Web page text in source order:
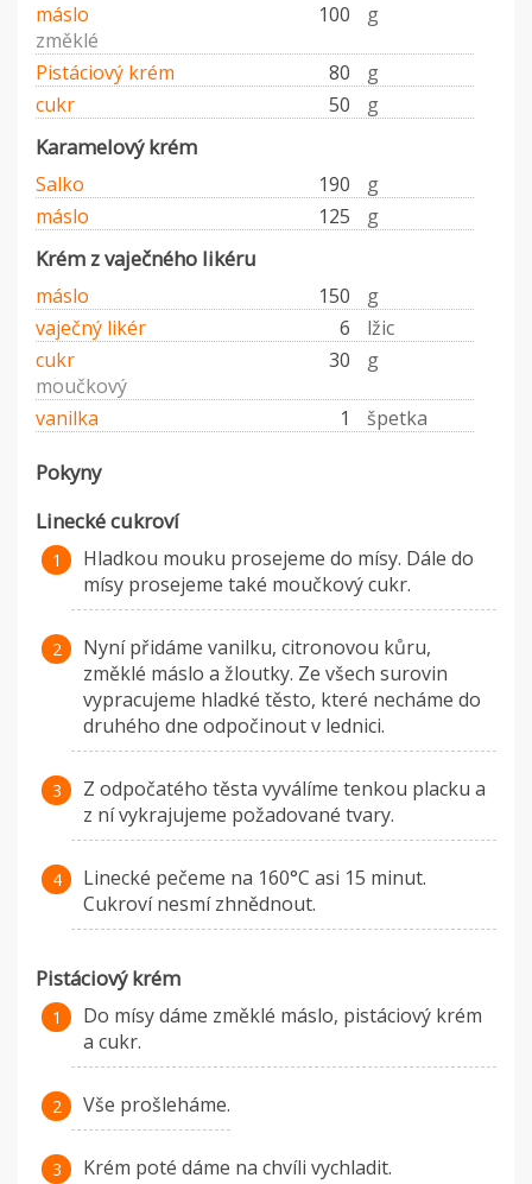
máslo 100
g
změklé
Pistáciový krém
80
g
cukr
50 g
Karamelový krém
Salko 190
g
máslo
125 g
Krém z vaječného likéru
máslo 150
g
vaječný likér
6
lžic
cukr
30
g
moučkový
vanilka
1 špetka
Pokyny
Linecké cukroví
Hladkou mouku prosejeme do mísy. Dále do
mísy prosejeme také moučkový cukr.
Nyní přidáme vanilku, citronovou kůru,
změklé máslo a žloutky. Ze všech surovin
vypracujeme hladké těsto, které necháme do
druhého dne odpočinout v lednici.
Z odpočatého těsta vyválíme tenkou placku a
z ní vykrajujeme požadované tvary.
Linecké pečeme na 160°C asi 15 minut.
Cukroví nesmí zhnědnout.
Pistáciový krém
Do mísy dáme změklé máslo, pistáciový krém
a cukr.
Vše prošleháme.
Krém poté dáme na chvíli vychladit.